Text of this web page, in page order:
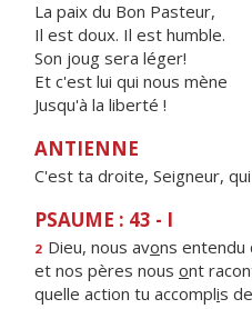
La paix du Bon Pasteur,
Il est doux. Il est humble.
Son joug sera léger!
Et c'est lui qui nous mène
Jusqu'à la liberté !
ANTIENNE
C'est ta droite, Seigneur,
PSAUME : 43 - I
2 Dieu, nous avons entendu
et nos pères nous ont
quelle action tu accomplis